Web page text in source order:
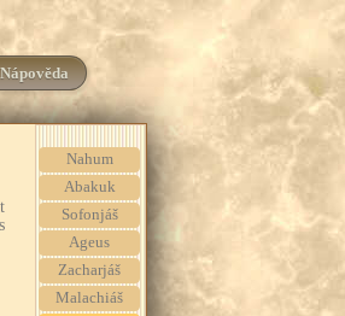
Nápověda
Nahum
Abakuk
Sofonjáš
Ageus
Zacharjáš
Malachiáš